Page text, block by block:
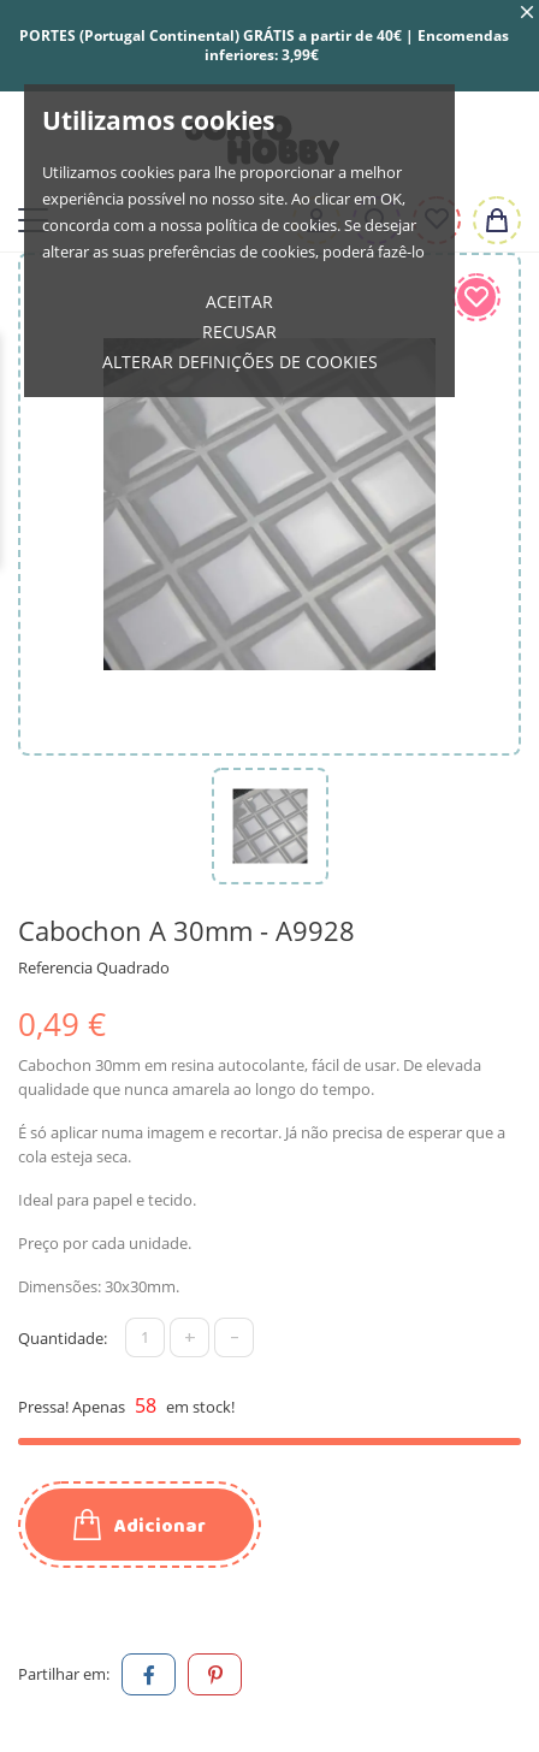
Utilizamos cookies
Utilizamos cookies para lhe proporcionar a melhor
experiência possível no nosso site. Ao clicar em OK,
concorda com a nossa política de cookies. Se desejar
alterar as suas preferências de cookies, poderá fazê-lo
ACEITAR
RECUSAR
ALTERAR DEFINIÇÕES DE COOKIES
PORTES (Portugal Continental) GRÁTIS a partir de 40€ | Encomendas
inferiores: 3,99€
Cabochon A 30mm - A9928
ReferenciaQuadrado
0,49 €
Cabochon 30mm em resina autocolante,fácil de usar. De elevada
qualidade que nunca amarela ao longo do tempo.
É só aplicar numa imagem e recortar. Já não precisa de esperar que a
cola esteja seca.
Ideal para papel e tecido.
Preço por cada unidade.
Dimensões: 30x30mm.
Quantidade: + -
Pressa! Apenas 58 em stock!
Adicionar
Partilhar em: